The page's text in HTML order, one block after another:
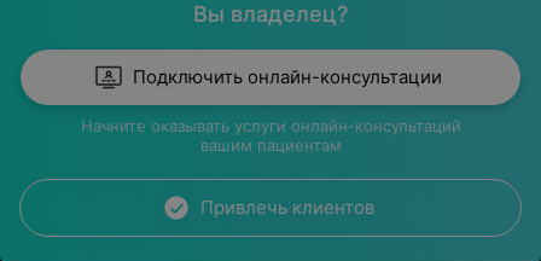
Вы владелец?
Подключить онлайн-консультации
Начните оказывать услуги онлайн-консультаций
вашим пациентам
Привлечь клиентов